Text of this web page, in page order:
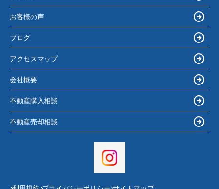
お客様の声
ブログ
アクセスマップ
会社概要
不動産購入相談
不動産売却相談